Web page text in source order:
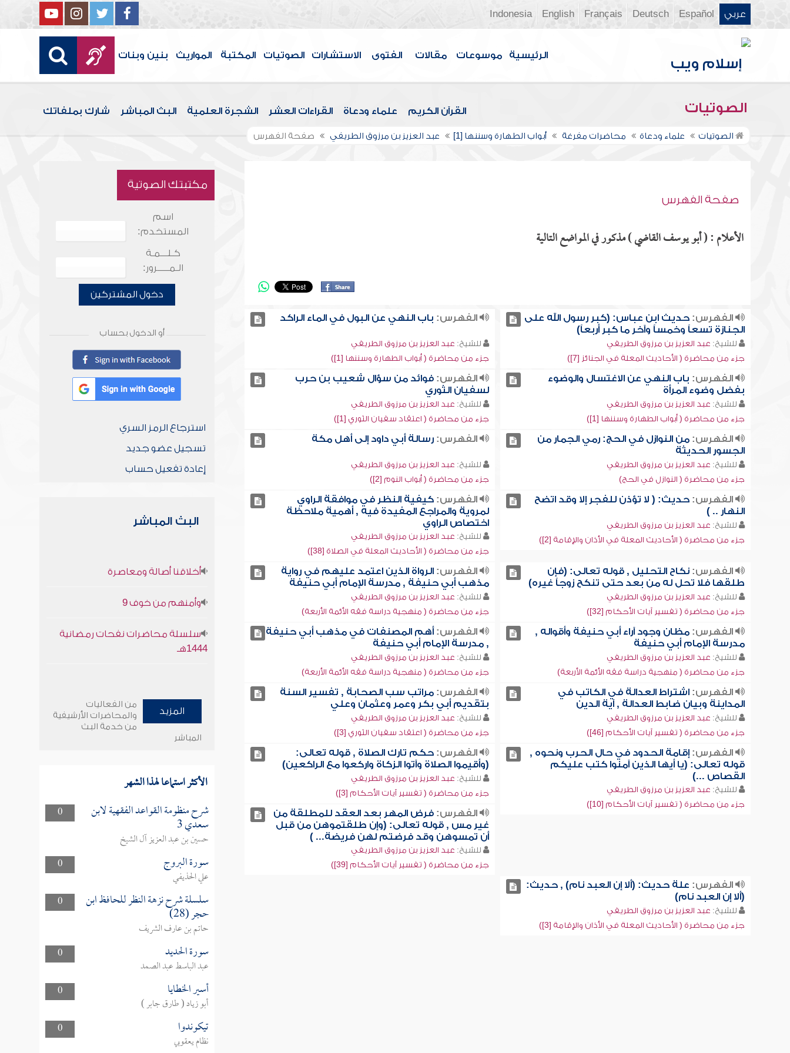
عربي Español
Deutsch
Français
English
Indonesia
الرئيسية موسوعات مقالات الفتوى الاستشارات الصوتيات المكتبة المواريث بنين وبنات
الصوتيات القرآن الكريم علماء ودعاة القراءات العشر الشجرة العلمية البث المباشر شارك بملفاتك
الصوتيات علماء ودعاة محاضرات مفرغة أبواب الطهارة وسننها [1] عبد العزيز بن مرزوق الطريفي صفحة الفهرس
صفحة الفهرس
الأعلام : ( أبو يوسف القاضي ) مذكور في المواضع التالية
الفهرس:حديث ابن عباس: (كبر رسول الله على
الجنازة تسعاً وخمساً وآخر ما كبر أربعاً)
للشيخ: عبد العزيز بن مرزوق الطريفي
جزء من محاضرة ( الأحاديث المعلة في الجنائز [7])
الفهرس: باب النهي عن البول في الماء الراكد
للشيخ: عبد العزيز بن مرزوق الطريفي
جزء من محاضرة ( أبواب الطهارة وسننها [1])
الفهرس: باب النهي عن الاغتسال والوضوء
بفضل وضوء المرأة
للشيخ: عبد العزيز بن مرزوق الطريفي
جزء من محاضرة ( أبواب الطهارة وسننها [1])
الفهرس: فوائد من سؤال شعيب بن حرب
لسفيان الثوري
للشيخ: عبد العزيز بن مرزوق الطريفي
جزء من محاضرة ( اعتقاد سفيان الثوري [1])
الفهرس:من النوازل في الحج: رمي الجمار من
الجسور الحديثة
للشيخ: عبد العزيز بن مرزوق الطريفي
جزء من محاضرة ( النوازل في الحج)
الفهرس: رسالة أبي داود إلى أهل مكة
للشيخ: عبد العزيز بن مرزوق الطريفي
جزء من محاضرة ( أبواب النوم [2])
الفهرس:حديث: ( لا تؤذن للفجر إلا وقد اتضح
النهار .. )
للشيخ: عبد العزيز بن مرزوق الطريفي
جزء من محاضرة ( الأحاديث المعلة في الأذان والإقامة [2])
الفهرس: كيفية النظر في موافقة الراوي
لمروية والمراجع المفيدة فيه , أهمية ملاحظة
اختصاص الراوي
للشيخ: عبد العزيز بن مرزوق الطريفي
جزء من محاضرة ( الأحاديث المعلة في الصلاة [38])
الفهرس:نكاح التحليل , قوله تعالى: (فإن
طلقها فلا تحل له من بعد حتى تنكح زوجاً غيره)
للشيخ: عبد العزيز بن مرزوق الطريفي
جزء من محاضرة ( تفسير آيات الأحكام [32])
الفهرس: الرواة الذين اعتمد عليهم في رواية
مذهب أبي حنيفة , مدرسة الإمام أبي حنيفة
للشيخ: عبد العزيز بن مرزوق الطريفي
جزء من محاضرة ( منهجية دراسة فقه الأئمة الأربعة)
الفهرس:مظان وجود آراء أبي حنيفة وأقواله ,
مدرسة الإمام أبي حنيفة
للشيخ: عبد العزيز بن مرزوق الطريفي
جزء من محاضرة ( منهجية دراسة فقه الأئمة الأربعة)
الفهرس: أهم المصنفات في مذهب أبي حنيفة
, مدرسة الإمام أبي حنيفة
للشيخ: عبد العزيز بن مرزوق الطريفي
جزء من محاضرة ( منهجية دراسة فقه الأئمة الأربعة)
الفهرس:اشتراط العدالة في الكاتب في
المداينة وبيان ضابط العدالة , آية الدين
للشيخ: عبد العزيز بن مرزوق الطريفي
جزء من محاضرة ( تفسير آيات الأحكام [46])
الفهرس: مراتب سب الصحابة , تفسير السنة
بتقديم أبي بكر وعمر وعثمان وعلي
للشيخ: عبد العزيز بن مرزوق الطريفي
جزء من محاضرة ( اعتقاد سفيان الثوري [3])
الفهرس:إقامة الحدود في حال الحرب ونحوه ,
قوله تعالى: (يا أيها الذين آمنوا كتب عليكم
القصاص ...)
للشيخ: عبد العزيز بن مرزوق الطريفي
جزء من محاضرة ( تفسير آيات الأحكام [10])
الفهرس: حكم تارك الصلاة , قوله تعالى:
(وأقيموا الصلاة وآتوا الزكاة واركعوا مع الراكعين)
للشيخ: عبد العزيز بن مرزوق الطريفي
جزء من محاضرة ( تفسير آيات الأحكام [3])
الفهرس: فرض المهر بعد العقد للمطلقة من
غير مس , قوله تعالى: (وإن طلقتموهن من قبل
أن تمسوهن وقد فرضتم لهن فريضة... )
للشيخ: عبد العزيز بن مرزوق الطريفي
جزء من محاضرة ( تفسير آيات الأحكام [39])
الفهرس: علة حديث: (ألا إن العبد نام) , حديث:
(ألا إن العبد نام)
للشيخ: عبد العزيز بن مرزوق الطريفي
جزء من محاضرة ( الأحاديث المعلة في الأذان والإقامة [3])
مكتبتك الصوتية
اسم
المستخدم:
كـلـــمـة
الـمـــــرور:
دخول المشتركين
أو الدخول بحساب
استرجاع الرمز السري
تسجيل عضو جديد
إعادة تفعيل حساب
البث المباشر
أخلاقنا أصالة ومعاصرة
وأمنهم من خوف 9
سلسلة محاضرات نفحات رمضانية
1444هـ
المزيد
من الفعاليات
والمحاضرات الأرشيفية
من خدمة البث
المباشر
الأكثر استماعا لهذا الشهر
0 شرح منظومة القواعد الفقهية لابن
سعدي 3
حسين بن عبد العزيز آل الشيخ
0
سورة البروج
علي الحذيفي
0
سلسلة شرح نزهة النظر للحافظ ابن
حجر (28)
حاتم بن عارف الشريف
0
سورة الحديد
عبد الباسط عبد الصمد
0
أسير الخطايا
أبو زياد ( طارق جابر )
0
تيكوندوا
نظام يعقوبي